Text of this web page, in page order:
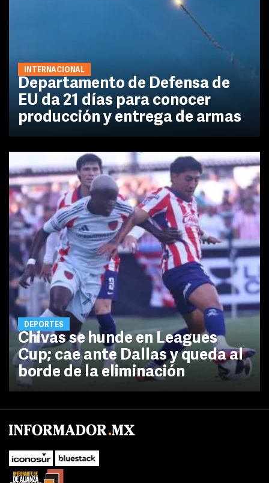
INTERNACIONAL
Departamento de Defensa de
EU da 21 días para conocer
producción y entrega de armas
DEPORTES
Chivas se hunde en Leagues
Cup; cae ante Dallas y queda al
borde de la eliminación